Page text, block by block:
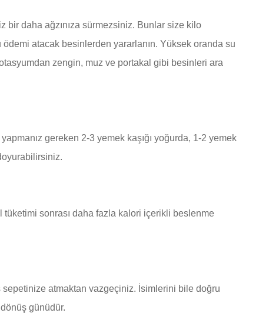
bir daha ağzınıza sürmezsiniz. Bunlar size kilo
atacak besinlerden yararlanın. Yüksek oranda su
zengin, muz ve portakal gibi besinleri ara
gereken 2-3 yemek kaşığı yoğurda, 1-2 yemek
sonrası daha fazla kalori içerikli beslenme
atmaktan vazgeçiniz. İsimlerini bile doğru
günüdür.